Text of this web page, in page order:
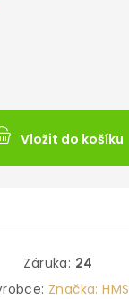
Vložit do košíku
Záruka: 24
Značka:HMS